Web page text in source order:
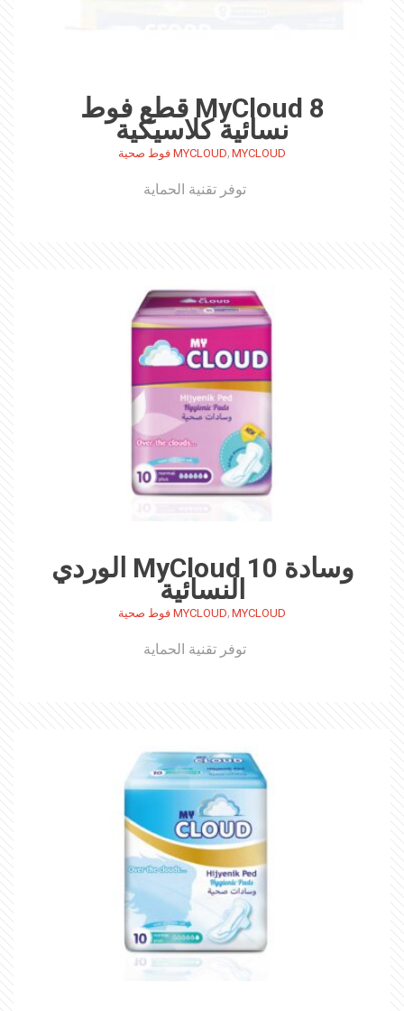
MyCloud 8 قطع فوط
نسائية كلاسيكية
MYCLOUD
,MYCLOUD فوط صحية
توفر تقنية الحماية
وسادة MyCloud 10 الوردي
النسائية
MYCLOUD
,MYCLOUD فوط صحية
توفر تقنية الحماية